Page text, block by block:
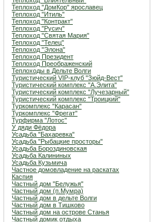
Теплоход "ДомКор" ярославец
Теплоход "Итиль"
Теплоход "Контракт"
Теплоход "Русич"
Теплоход "Святая Мария"
Теплоход "Телец"
Теплоход "Элона"
Теплоход Президент
Теплоход Преображенский
Теплоходы в Дельте Волги
Туристический VIP-клуб "Зюйд-Вест"
Туристический комплекс "А.Элита"
Туристический комплекс "Лучезарный"
Туристический комплекс "Троицкий"
Туркомплекс "Карасан"
Туркомплекс "Фрегат"
Турфирма "Лотос"
У дяди Фёдора
Усадьба "Бахаревка"
Усадьба "Рыбацкие просторы"
Усадьба Бороздиновская
Усадьба Калининых
Усадьба Кузьмича
Частное домовладение на раскатах
Каспия
Частный дом "Белужья"
Частный дом (п.Мумра)
Частный дом в дельте Волги
Частный дом в Тишково
Частный дом на острове Станья
Частный домик отдыха